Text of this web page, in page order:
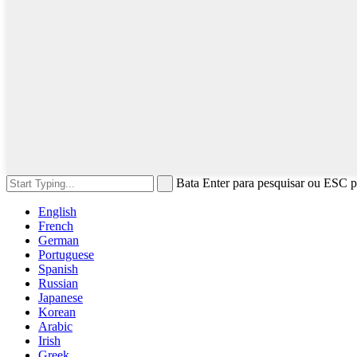
Bata Enter para pesquisar ou ESC
English
French
German
Portuguese
Spanish
Russian
Japanese
Korean
Arabic
Irish